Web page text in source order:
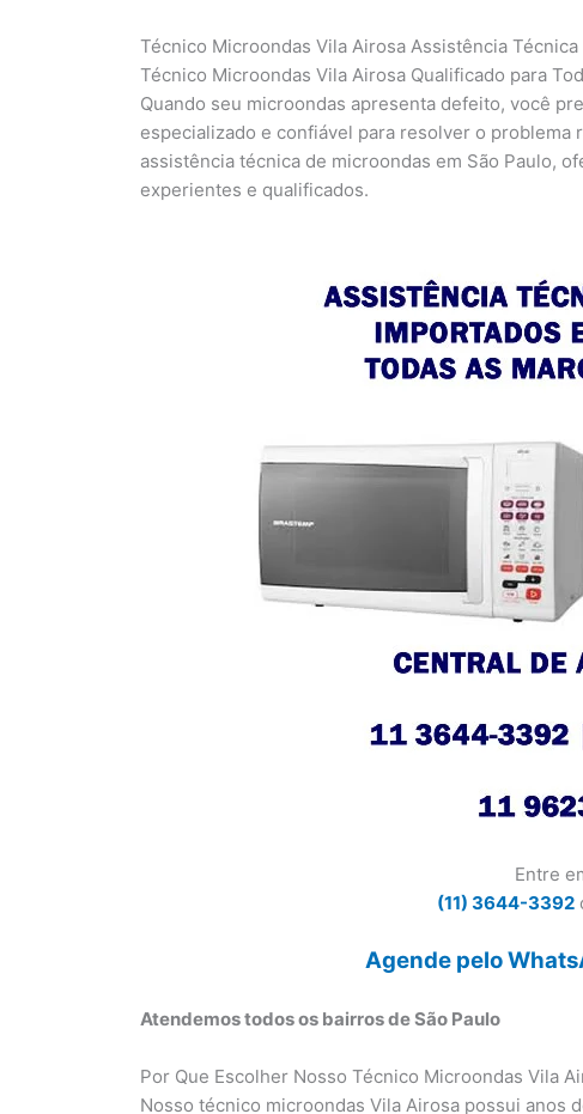
Técnico Microondas Vila Airosa Assistência
Técnico Microondas Vila Airosa Qualificado para
Quando seu microondas apresenta defeito, você
especializado e confiável para resolver o problema
assistência técnica de microondas em São Paulo,
experientes e qualificados.
Entre
(11) 3644-3392
Agende pelo
Atendemos todos os bairros de São Paulo
Por Que Escolher Nosso Técnico Microondas Vila
Nosso técnico microondas Vila Airosa possui anos